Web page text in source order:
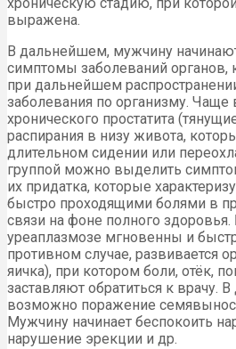
выражена.
В дальнейшем, мужчину
симптомы заболеваний органов,
при дальнейшем
заболевания по организму. Чаще
хронического простатита
распирания в низу живота,
длительном сидении или
группой можно выделить
их придатка, которые
быстро проходящими болями в
связи на фоне полного здоровья.
уреаплазмозе мгновенны и
противном случае, развивается
яичка), при котором боли, отёк,
заставляют обратиться к врачу.
возможно поражение
Мужчину начинает беспокоить
нарушение эрекции и др.